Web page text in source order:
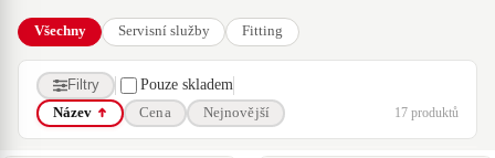
odborníkům, můžete v této sekci objednat různé služby, která naše
společnost nabízí. Pokud byste měli nějaký speciální požadavek, který
byste potřebovali se svými holemi provést, dejte nám vědět a rádi vám
pomůžeme.
Všechny Servisní služby Fitting
Filtry Pouze skladem
Název Cena Nejnovější 17 produktů